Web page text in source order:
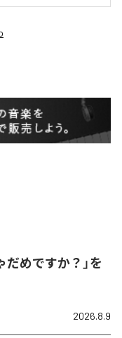
めですか？」を
2026.8.9